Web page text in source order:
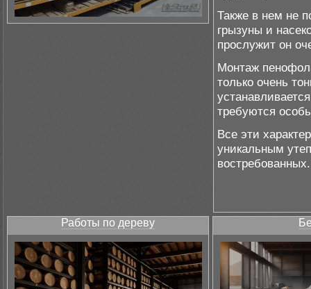
Также в нем не
грызуны и
прослужит он
Монтаж
только очень
требуются
Все эти
уникальным
востребованных.
Работы по дереву